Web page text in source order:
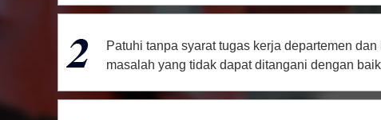
Patuhi tanpa syarat tugas kerja departemen
masalah yang tidak dapat ditangani dengan